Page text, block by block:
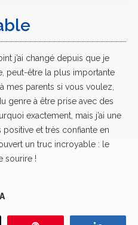
j’ai changé depuis que je
peut-être la plus importante
mes parents si vous voulez,
genre à être prise avec des
exactement, mais j’ai une
et très confiante en
un truc incroyable : le
sourire !